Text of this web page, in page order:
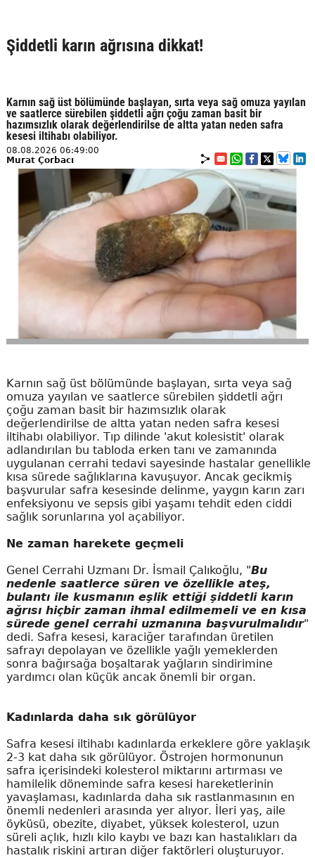
Şiddetli karın ağrısına dikkat!
Karnın sağ üst bölümünde başlayan, sırta veya sağ omuza yayılan
ve saatlerce sürebilen şiddetli ağrı çoğu zaman basit bir
hazımsızlık olarak değerlendirilse de altta yatan neden safra
kesesi iltihabı olabiliyor.
08.08.2026 06:49:00
Murat Çorbacı
Karnın sağ üst bölümünde başlayan, sırta veya sağ
omuza yayılan ve saatlerce sürebilen şiddetli ağrı
çoğu zaman basit bir hazımsızlık olarak
değerlendirilse de altta yatan neden safra kesesi
iltihabı olabiliyor. Tıp dilinde 'akut kolesistit' olarak
adlandırılan bu tabloda erken tanı ve zamanında
uygulanan cerrahi tedavi sayesinde hastalar genellikle
kısa sürede sağlıklarına kavuşuyor. Ancak gecikmiş
başvurular safra kesesinde delinme, yaygın karın zarı
enfeksiyonu ve sepsis gibi yaşamı tehdit eden ciddi
sağlık sorunlarına yol açabiliyor.
Ne zaman harekete geçmeli
Genel Cerrahi Uzmanı Dr. İsmail Çalıkoğlu, "Bu
nedenle saatlerce süren ve özellikle ateş,
bulantı ile kusmanın eşlik ettiği şiddetli karın
ağrısı hiçbir zaman ihmal edilmemeli ve en kısa
sürede genel cerrahi uzmanına başvurulmalıdır"
dedi. Safra kesesi, karaciğer tarafından üretilen
safrayı depolayan ve özellikle yağlı yemeklerden
sonra bağırsağa boşaltarak yağların sindirimine
yardımcı olan küçük ancak önemli bir organ.
Kadınlarda daha sık görülüyor
Safra kesesi iltihabı kadınlarda erkeklere göre yaklaşık
2-3 kat daha sık görülüyor. Östrojen hormonunun
safra içerisindeki kolesterol miktarını artırması ve
hamilelik döneminde safra kesesi hareketlerinin
yavaşlaması, kadınlarda daha sık rastlanmasının en
önemli nedenleri arasında yer alıyor. İleri yaş, aile
öyküsü, obezite, diyabet, yüksek kolesterol, uzun
süreli açlık, hızlı kilo kaybı ve bazı kan hastalıkları da
hastalık riskini artıran diğer faktörleri oluşturuyor.